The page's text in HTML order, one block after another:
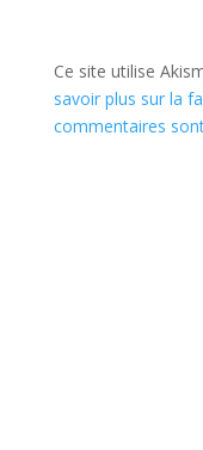
Ce site utilise
savoir plus sur la
commentaires